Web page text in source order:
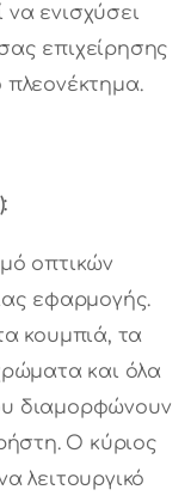
ενισχύσει
επιχείρησης
πλεονέκτημα.
οπτικών
εφαρμογής.
κουμπιά, τα
και όλα
διαμορφώνουν
Ο κύριος
λειτουργικό